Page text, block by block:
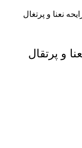
و پرتقال